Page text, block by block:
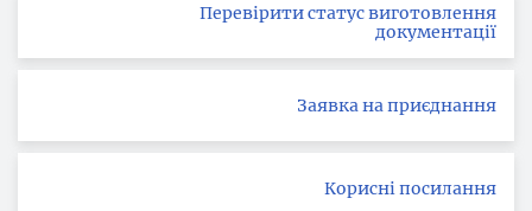
Перевірити статус виготовлення
документації
Заявка на приєднання
Корисні посилання